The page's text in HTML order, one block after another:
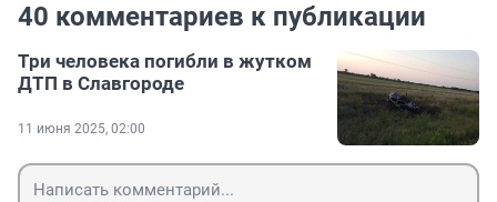
40 комментариев к публикации
Три человека погибли в жутком
ДТП в Славгороде
11 июня 2025, 02:00